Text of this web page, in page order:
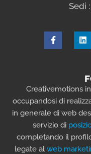
Sedi
Creativemotions
occupandosi di
in generale di web
servizio di
completando il
legate alweb